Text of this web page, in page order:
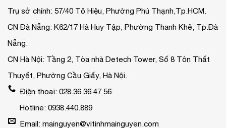
Trụ sở chính: 57/40 Tô Hiệu, Phường Phú Thạnh,Tp.HCM.
CN Đà Nẵng: K62/17 Hà Huy Tập, Phường Thanh Khê, Tp.Đà
Nẵng.
CN Hà Nội: Tầng 2, Tòa nhà Detech Tower, Số 8 Tôn Thất
Thuyết, Phường Cầu Giấy, Hà Nội.
Điện thoại: 028.36 36 47 56
Hotline: 0938.440.889
Email: mainguyen@vitinhmainguyen.com